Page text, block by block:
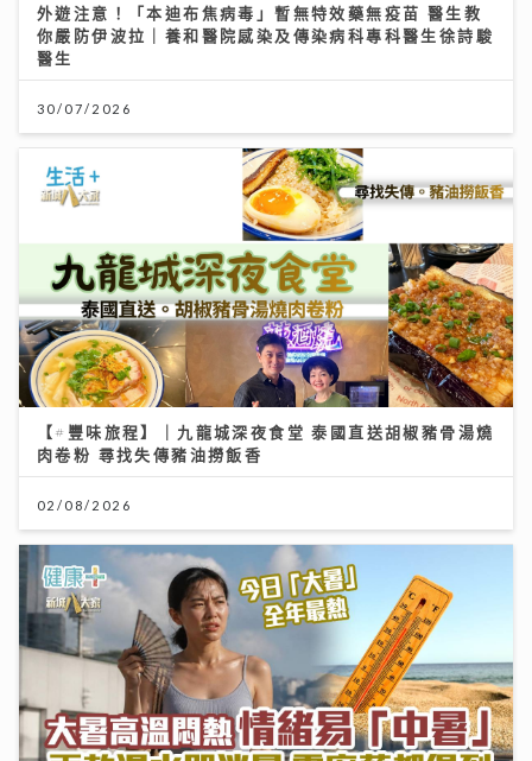
外遊注意！「本迪布焦病毒」暫無特效藥無疫苗 醫生教
你嚴防伊波拉｜養和醫院感染及傳染病科專科醫生徐詩駿
醫生
30/07/2026
【#豐味旅程】｜九龍城深夜食堂 泰國直送胡椒豬骨湯燒
肉卷粉 尋找失傳豬油撈飯香
02/08/2026